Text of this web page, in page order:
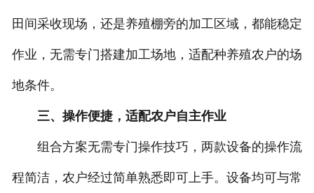
田间采收现场，还是养殖棚旁的加工区域，都能稳定
作业，无需专门搭建加工场地，适配种养殖农户的场
地条件。
三、操作便捷，适配农户自主作业
组合方案无需专门操作技巧，两款设备的操作流
程简洁，农户经过简单熟悉即可上手。设备均可与常